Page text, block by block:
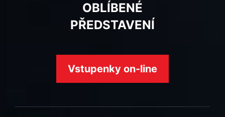
OBLÍBENÉ
PŘEDSTAVENÍ
Vstupenky on-line